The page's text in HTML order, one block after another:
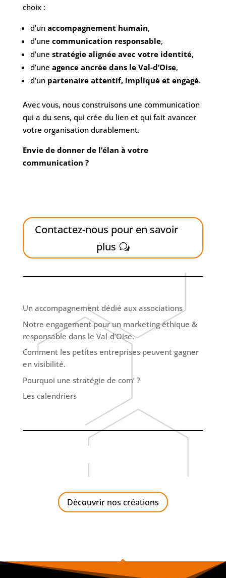
choix :
d’un accompagnement humain,
d’une communication responsable,
d’une stratégie alignée avec votre identité,
d’une agence ancrée dans le Val‑d’Oise,
d’un partenaire attentif, impliqué et engagé.
Avec vous, nous construisons une communication
qui a du sens, qui crée du lien et qui fait avancer
votre organisation durablement.
Envie de donner de l’élan à votre
communication ?
Contactez-nous pour en savoir
plus
Un accompagnement dédié aux associations
Notre engagement pour un marketing éthique &
responsable dans le Val‑d’Oise.
Comment les petites entreprises peuvent gagner
en visibilité.
Pourquoi une stratégie de com’ ?
Les calendriers
Découvrir nos créations
En savoir plus